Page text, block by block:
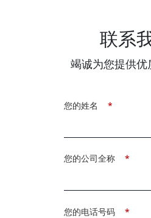
联系
竭诚为您提供优
*
您的姓名
*
您的公司全称
*
您的电话号码